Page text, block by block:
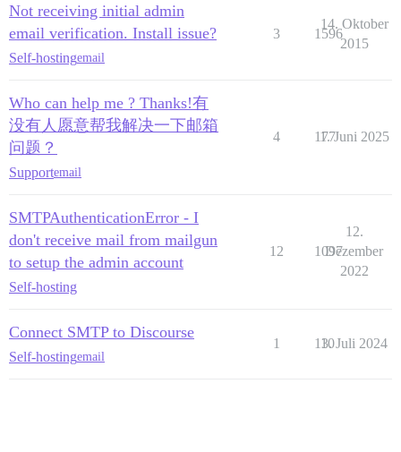
Not receiving initial admin
email verification. Install issue?
Self-hostingemail
3 1596
14. Oktober
2015
Who can help me ? Thanks!有
没有人愿意帮我解决一下邮箱
问题？
Supportemail
4 177
1. Juni 2025
SMTPAuthenticationError - I
don't receive mail from mailgun
to setup the admin account
Self-hosting
12 1097
12.
Dezember
2022
Connect SMTP to Discourse
Self-hostingemail
1 110
3. Juli 2024